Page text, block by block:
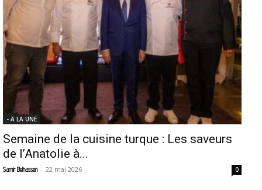
- A LA UNE
Semaine de la cuisine turque : Les saveurs
de l’Anatolie à...
Samir Belhassen - 22 mai 2026 0